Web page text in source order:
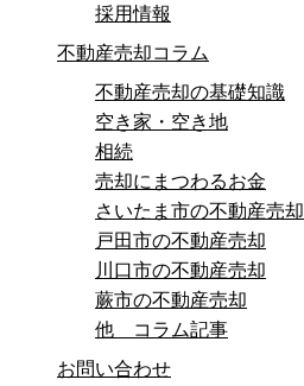
採用情報
不動産売却コラム
不動産売却の基礎知識
空き家・空き地
相続
売却にまつわるお金
さいたま市の不動産売却
戸田市の不動産売却
川口市の不動産売却
蕨市の不動産売却
他 コラム記事
お問い合わせ